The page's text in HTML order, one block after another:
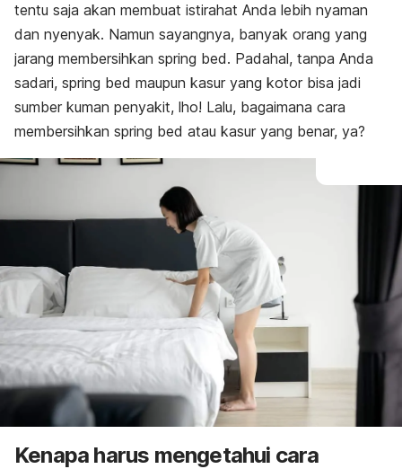
tentu saja akan membuat istirahat Anda lebih nyaman
dan nyenyak. Namun sayangnya, banyak orang yang
jarang membersihkan spring bed. Padahal, tanpa Anda
sadari, spring bed maupun kasur yang kotor bisa jadi
sumber kuman penyakit, lho! Lalu, bagaimana cara
membersihkan spring bed atau kasur yang benar, ya?
Kenapa harus mengetahui cara